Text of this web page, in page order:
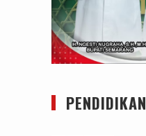
PENDIDIKAN